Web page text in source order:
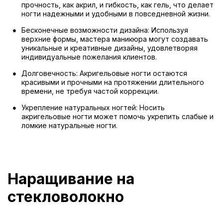
прочность, как акрил, и гибкость, как гель, что делает
ногти надежными и удобными в повседневной жизни.
Бесконечные возможности дизайна: Используя
верхние формы, мастера маникюра могут создавать
уникальные и креативные дизайны, удовлетворяя
индивидуальные пожелания клиентов.
Долговечность: Акригельовые ногти остаются
красивыми и прочными на протяжении длительного
времени, не требуя частой коррекции.
Укрепление натуральных ногтей: Носить
акригельовые ногти может помочь укрепить слабые и
ломкие натуральные ногти.
Наращивание на
стекловолокно